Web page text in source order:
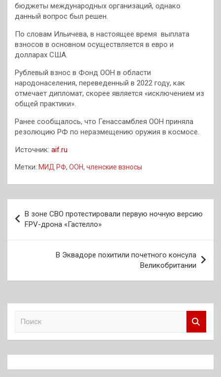
бюджеты международных организаций, однако
данный вопрос был решен.
По словам Ильичева, в настоящее время выплата
взносов в основном осуществляется в евро и
долларах США.
Рублевый взнос в Фонд ООН в области
народонаселения, переведенный в 2022 году, как
отмечает дипломат, скорее является «исключением из
общей практики».
Ранее сообщалось, что Генассамблея ООН приняла
резолюцию РФ по неразмещению оружия в космосе.
Источник: aif.ru
Метки: МИД РФ, ООН, членские взносы
по
записям
В зоне СВО протестировали первую ночную версию
FPV-дрона «Гастелло»
В Эквадоре похитили почетного консула
Великобритании
к